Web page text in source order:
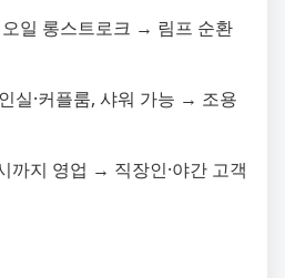
오일 롱스트로크 → 림프 순환
실·커플룸, 샤워 가능 → 조용
까지 영업 → 직장인·야간 고객